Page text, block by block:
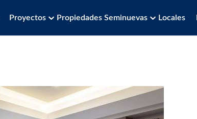
Proyectos Propiedades Seminuevas Locales